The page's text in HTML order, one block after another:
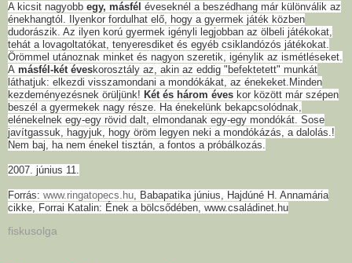
A kicsit nagyobb egy, másfél éveseknél a beszédhang már különválik az
énekhangtól. Ilyenkor fordulhat elő, hogy a gyermek játék közben
dudorászik. Az ilyen korú gyermek igényli legjobban az ölbeli játékokat,
tehát a lovagoltatókat, tenyeresdiket és egyéb csiklandózós játékokat.
Örömmel utánoznak minket és nagyon szeretik, igénylik az ismétléseket.
A másfél-két éveskorosztály az, akin az eddig "befektetett" munkát
láthatjuk: elkezdi visszamondani a mondókákat, az énekeket.Minden
kezdeményezésnek örüljünk! Két és három éves kor között már szépen
beszél a gyermekek nagy része. Ha énekelünk bekapcsolódnak,
elénekelnek egy-egy rövid dalt, elmondanak egy-egy mondókát. Sose
javítgassuk, hagyjuk, hogy öröm legyen neki a mondókázás, a dalolás.!
Nem baj, ha nem énekel tisztán, a fontos a próbálkozás.
2007. június 11.
Forrás: www.ringatopecs.hu, Babapatika június, Hajdúné H. Annamária
cikke, Forrai Katalin: Ének a bölcsődében, www.családinet.hu
fiskusolga